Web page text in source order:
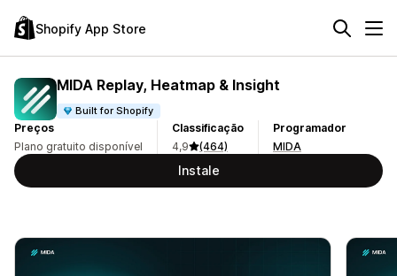
Shopify App Store
MIDA Replay, Heatmap & Insight
Built for Shopify
Preços
Plano gratuito disponível
Classificação
4,9
(464)
Programador
MIDA
Instale